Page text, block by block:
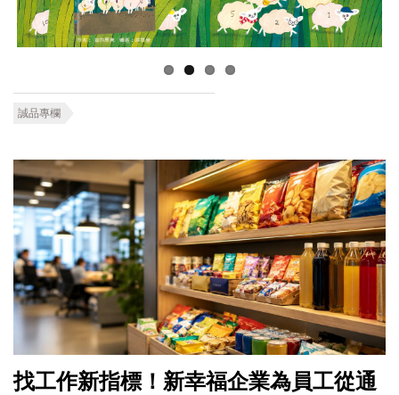
誠品專欄
找工作新指標！新幸福企業為員工從通